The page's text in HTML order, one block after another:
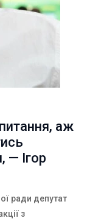
аж
— Ігор
ради депутат
з